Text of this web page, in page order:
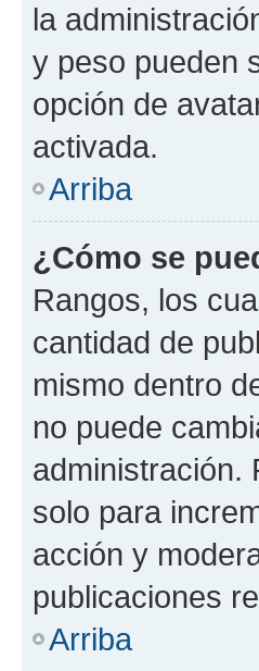
la
y peso pueden
opción de
activada.
Arriba
¿Cómo se
Rangos, los
cantidad de
mismo dentro
no puede
administración.
solo para
acción y
publicaciones
Arriba